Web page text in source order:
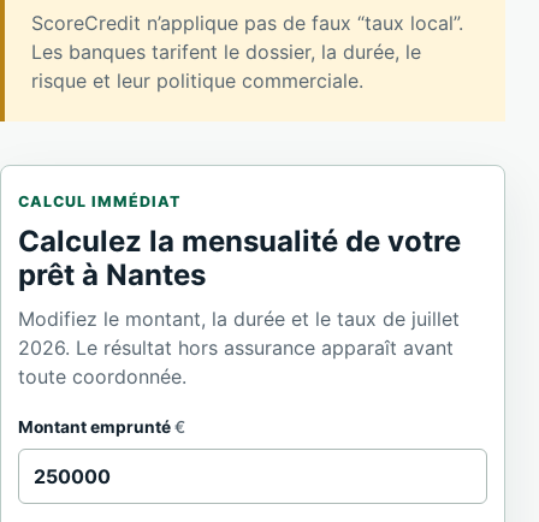
ScoreCredit n’applique pas de faux “taux local”.
Les banques tarifent le dossier, la durée, le
risque et leur politique commerciale.
CALCUL IMMÉDIAT
Calculez la mensualité de votre
prêt à Nantes
Modifiez le montant, la durée et le taux de juillet
2026. Le résultat hors assurance apparaît avant
toute coordonnée.
Montant emprunté€